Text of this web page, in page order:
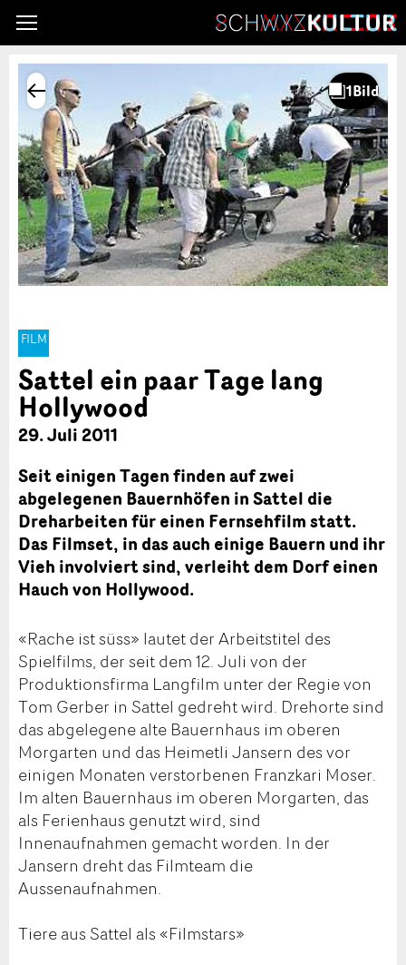
FILM
Sattel ein paar Tage lang
Hollywood
29. Juli 2011
Seit einigen Tagen finden auf zwei
abgelegenen Bauernhöfen in Sattel die
Dreharbeiten für einen Fernsehfilm statt.
Das Filmset, in das auch einige Bauern und ihr
Vieh involviert sind, verleiht dem Dorf einen
Hauch von Hollywood.
«Rache ist süss» lautet der Arbeitstitel des
Spielfilms, der seit dem 12. Juli von der
Produktionsfirma Langfilm unter der Regie von
Tom Gerber in Sattel gedreht wird. Drehorte sind
das abgelegene alte Bauernhaus im oberen
Morgarten und das Heimetli Jansern des vor
einigen Monaten verstorbenen Franzkari Moser.
Im alten Bauernhaus im oberen Morgarten, das
als Ferienhaus genutzt wird, sind
Innenaufnahmen gemacht worden. In der
Jansern dreht das Filmteam die
Aussenaufnahmen.
Tiere aus Sattel als «Filmstars»